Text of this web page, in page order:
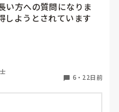
い方への質問になりま
しようとされています
教えてください。
6・ 22日前